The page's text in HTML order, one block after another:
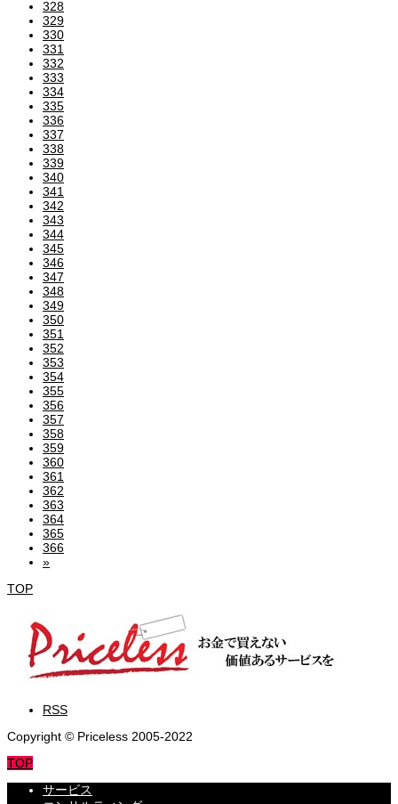
328
329
330
331
332
333
334
335
336
337
338
339
340
341
342
343
344
345
346
347
348
349
350
351
352
353
354
355
356
357
358
359
360
361
362
363
364
365
366
»
TOP
RSS
Copyright © Priceless 2005-2022
TOP
サービス